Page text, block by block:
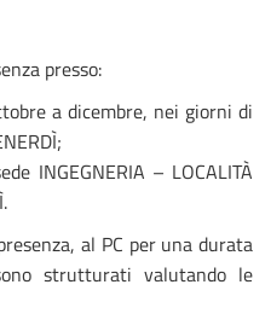
presso:
a dicembre, nei giorni di
INGEGNERIA – LOCALITÀ
al PC per una durata
strutturati valutando le